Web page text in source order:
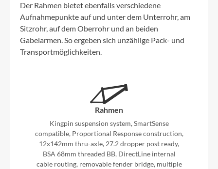
Der Rahmen bietet ebenfalls verschiedene
Aufnahmepunkte auf und unter dem Unterrohr, am
Sitzrohr, auf dem Oberrohr und an beiden
Gabelarmen. So ergeben sich unzählige Pack- und
Transportmöglichkeiten.
Rahmen
Kingpin suspension system, SmartSense
compatible, Proportional Response construction,
12x142mm thru-axle, 27.2 dropper post ready,
BSA 68mm threaded BB, DirectLine internal
cable routing, removable fender bridge, multiple